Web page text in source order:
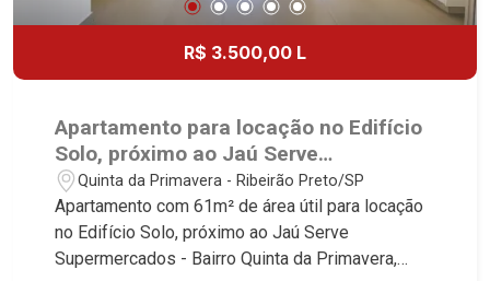
R$ 3.500,00 L
Apartamento para locação no Edifício
Solo, próximo ao Jaú Serve
Supermercados - Ribeirão Preto/SP.
Quinta da Primavera - Ribeirão Preto/SP
Apartamento com 61m² de área útil para locação
no Edifício Solo, próximo ao Jaú Serve
Supermercados - Bairro Quinta da Primavera,